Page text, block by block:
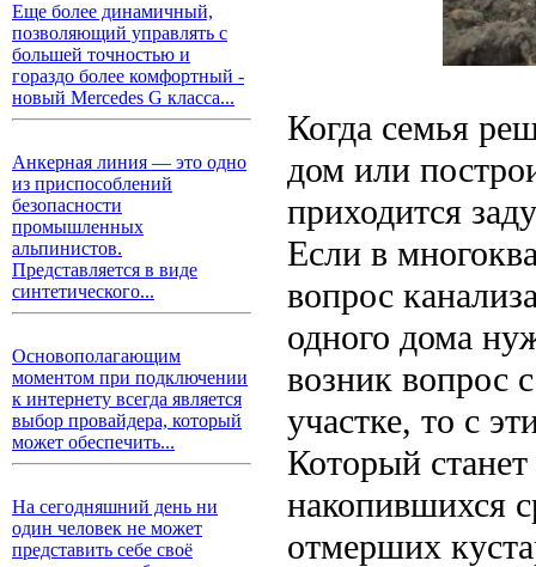
Еще более динамичный,
позволяющий управлять с
большей точностью и
гораздо более комфортный -
новый Mercedes G класса...
Анкерная линия — это одно
из приспособлений
безопасности
промышленных
альпинистов.
Представляется в виде
синтетического...
Основополагающим
моментом при подключении
к интернету всегда является
выбор провайдера, который
может обеспечить...
На сегодняшний день ни
один человек не может
представить себе своё
Когда семья
дом или
приходится
Если в
вопрос
одного дома
возник вопрос
участке, то с
Который
накопившихся
отмерших